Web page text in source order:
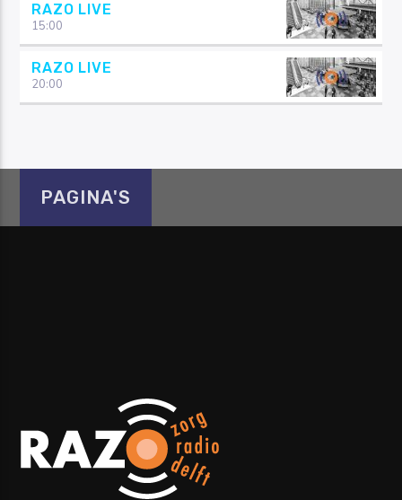
RAZO LIVE
15:00
RAZO LIVE
20:00
PAGINA'S